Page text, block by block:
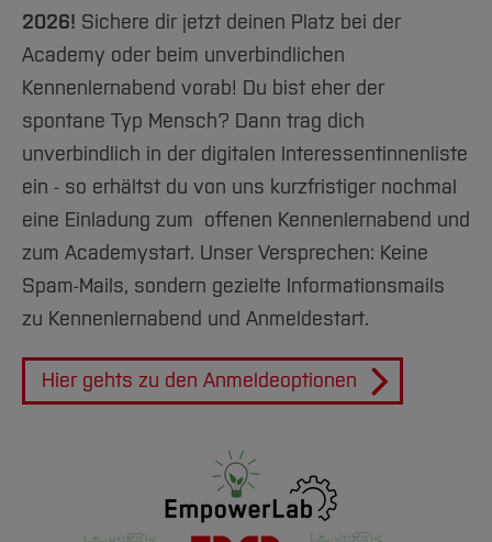
Arbeiten im FB G
Forschung und Projekte
International
Team
Service
Studiengänge
Studieninteressierte
Aktuelles
Studium
Fachgruppen
Forschung und Entwicklung
International
Service
Amtliche Bekanntmachungen
Notfall-Infos
BO Shop
Familiengerechte Hochschule
Gleichstellung
Diskriminierungsfreie Hochschule
Vertretungen
Wahlen
Hochschulbibliothek
Hochschulkommunikation
International Office
Medienzentrum
Zentrale Studienberatung
2026! Sichere dir jetzt deinen Platz bei der
Academy oder beim unverbindlichen
Kennenlernabend vorab! Du bist eher der
spontane Typ Mensch? Dann trag dich
unverbindlich in der digitalen Interessentinnenliste
ein - so erhältst du von uns kurzfristiger nochmal
eine Einladung zum offenen Kennenlernabend und
zum Academystart. Unser Versprechen: Keine
Spam-Mails, sondern gezielte Informationsmails
zu Kennenlernabend und Anmeldestart.
Hier gehts zu den Anmeldeoptionen